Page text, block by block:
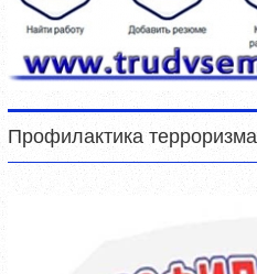
Профилактика терроризма